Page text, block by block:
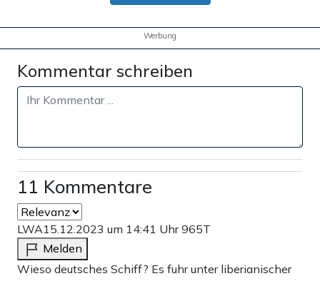
Werbung
Kommentar schreiben
11 Kommentare
LWA15.12.2023 um 14:41 Uhr965T
Melden
Wieso deutsches Schiff? Es fuhr unter liberianischer